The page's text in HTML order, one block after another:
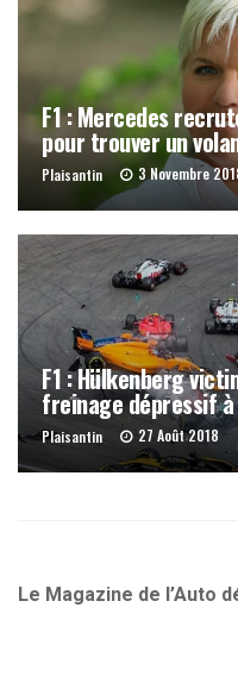
F1 : Mercedes
pour trouver un
Plaisantin 3 Novembre
F1 : Hülkenberg
freinage dépressif
Plaisantin 27 Août 2018
Le Magazine de l’Auto